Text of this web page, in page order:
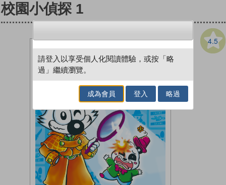
校園小偵探 1
4.5
請登入以享受個人化閱讀體驗，或按「略
過」繼續瀏覽。
成為會員 登入 略過